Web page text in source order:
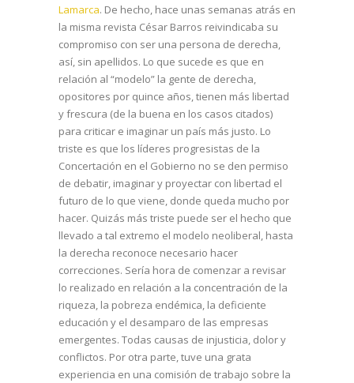
Lamarca. De hecho, hace unas semanas atrás en
la misma revista César Barros reivindicaba su
compromiso con ser una persona de derecha,
así, sin apellidos. Lo que sucede es que en
relación al “modelo” la gente de derecha,
opositores por quince años, tienen más libertad
y frescura (de la buena en los casos citados)
para criticar e imaginar un país más justo. Lo
triste es que los líderes progresistas de la
Concertación en el Gobierno no se den permiso
de debatir, imaginar y proyectar con libertad el
futuro de lo que viene, donde queda mucho por
hacer. Quizás más triste puede ser el hecho que
llevado a tal extremo el modelo neoliberal, hasta
la derecha reconoce necesario hacer
correcciones. Sería hora de comenzar a revisar
lo realizado en relación a la concentración de la
riqueza, la pobreza endémica, la deficiente
educación y el desamparo de las empresas
emergentes. Todas causas de injusticia, dolor y
conflictos. Por otra parte, tuve una grata
experiencia en una comisión de trabajo sobre la